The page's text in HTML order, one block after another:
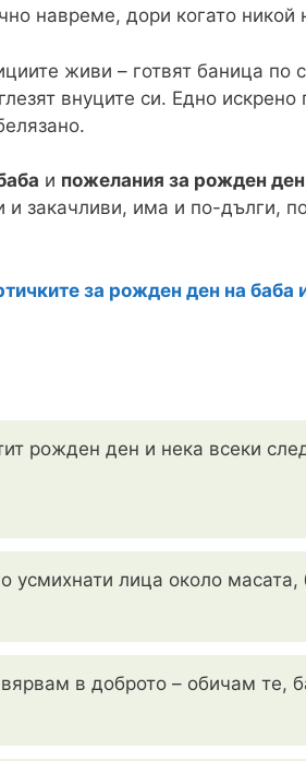
навреме, дори когато никой
живи – готвят баница по
внуците си. Едно
и пожелания за рожден
закачливи, има и по-дълги,
за рожден ден на баба
рожден ден и нека всеки
усмихнати лица около масата,
в доброто – обичам те,